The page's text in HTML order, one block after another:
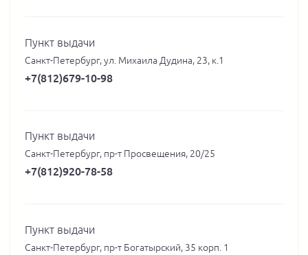
Пункт выдачи
Санкт-Петербург, ул. Михаила Дудина, 23, к.1
+7(812)679-10-98
Пункт выдачи
Санкт-Петербург, пр-т Просвещения, 20/25
+7(812)920-78-58
Пункт выдачи
Санкт-Петербург, пр-т Богатырский, 35 корп. 1